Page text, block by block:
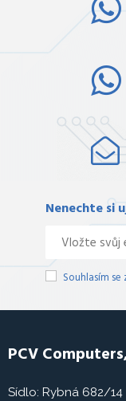
Nenechte si
Souhlasím
PCV
Sídlo: Rybná 682/14